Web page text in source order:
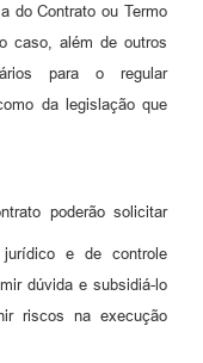
do Contrato ou Termo
caso, além de outros
para o regular
da legislação que
poderão solicitar
e de controle
dúvida e subsidiá-lo
riscos na execução